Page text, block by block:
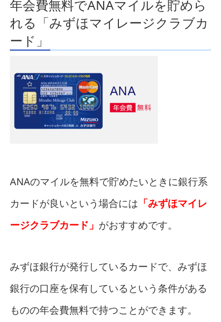
年会費無料でANAマイルを貯めら
れる「みずほマイレージクラブカ
ード」
ANAのマイルを無料で貯めたいときに銀行系
カードが良いという場合には 「みずほマイレ
ージクラブカード」 がおすすめです。
みずほ銀行が発行しているカードで、みずほ
銀行の口座を保有しているという条件がある
ものの年会費無料で持つことができます。